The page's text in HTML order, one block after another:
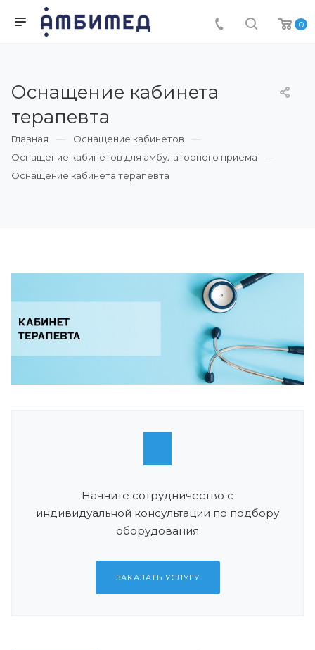
0
Оснащение кабинета
терапевта
Главная
Оснащение кабинетов
Оснащение кабинетов для амбулаторного приема
Оснащение кабинета терапевта
Начните сотрудничество с
индивидуальной консультации по подбору
оборудования
ЗАКАЗАТЬ УСЛУГУ